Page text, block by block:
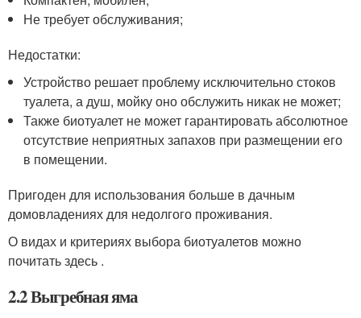
Не требует обслуживания;
Недостатки:
Устройство решает проблему исключительно стоков
туалета, а душ, мойку оно обслужить никак не может;
Также биотуалет не может гарантировать абсолютное
отсутствие неприятных запахов при размещении его
в помещении.
Пригоден для использования больше в дачным
домовладениях для недолгого проживания.
О видах и критериях выбора биотуалетов можно
почитать здесь .
2.2 Выгребная яма